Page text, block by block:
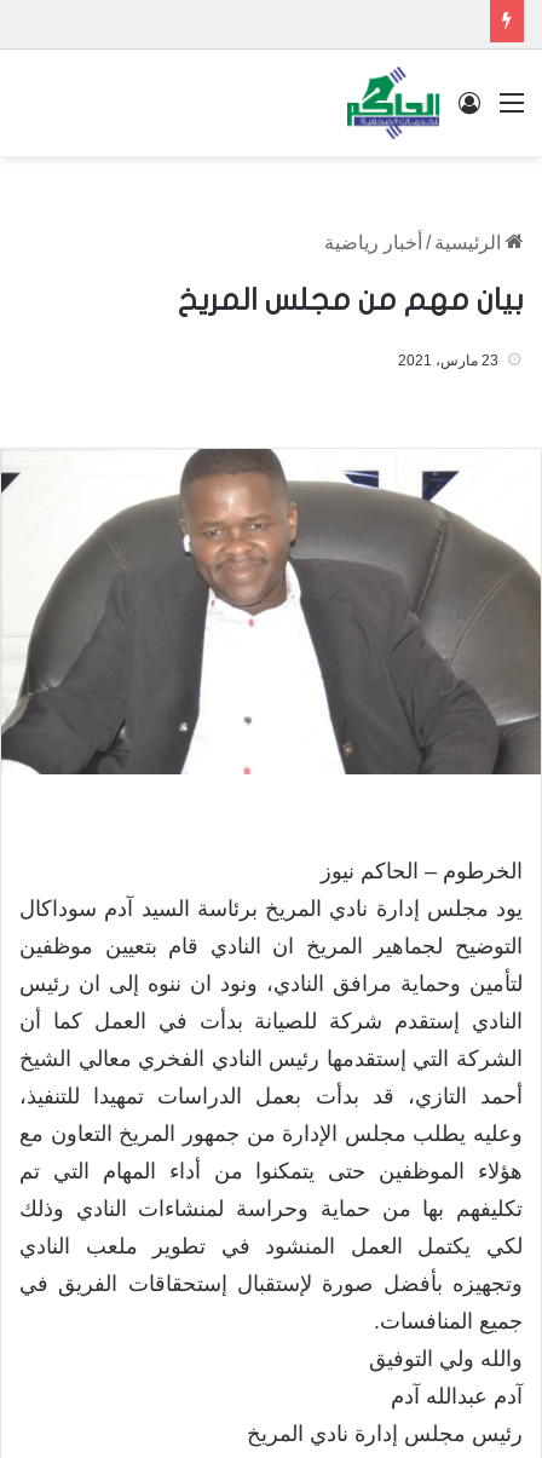
القائمة تسجيل الدخول
الرئيسية / أخبار رياضية
بيان مهم من مجلس المريخ
23 مارس، 2021
الخرطوم – الحاكم نيوز
يود مجلس إدارة نادي المريخ برئاسة السيد آدم سوداكال
التوضيح لجماهير المريخ ان النادي قام بتعيين موظفين
لتأمين وحماية مرافق النادي، ونود ان ننوه إلى ان رئيس
النادي إستقدم شركة للصيانة بدأت في العمل كما أن
الشركة التي إستقدمها رئيس النادي الفخري معالي الشيخ
أحمد التازي، قد بدأت بعمل الدراسات تمهيدا للتنفيذ،
وعليه يطلب مجلس الإدارة من جمهور المريخ التعاون مع
هؤلاء الموظفين حتى يتمكنوا من أداء المهام التي تم
تكليفهم بها من حماية وحراسة لمنشاءات النادي وذلك
لكي يكتمل العمل المنشود في تطوير ملعب النادي
وتجهيزه بأفضل صورة لإستقبال إستحقاقات الفريق في
جميع المنافسات.
والله ولي التوفيق
آدم عبدالله آدم
رئيس مجلس إدارة نادي المريخ